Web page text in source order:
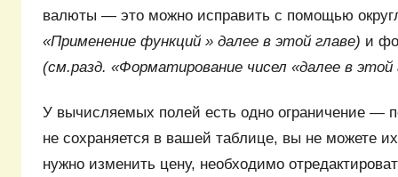
валюты — это можно исправить с помощью
«Применение функций » далее в этой главе) и
(см.разд. «Форматирование чисел «далее в этой
У вычисляемых полей есть одно ограничение —
не сохраняется в вашей таблице, вы не можете
нужно изменить цену, необходимо